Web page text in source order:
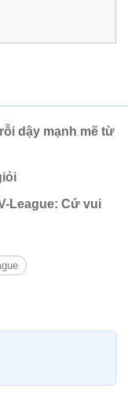
dậy mạnh mẽ từ
League: Cứ vui